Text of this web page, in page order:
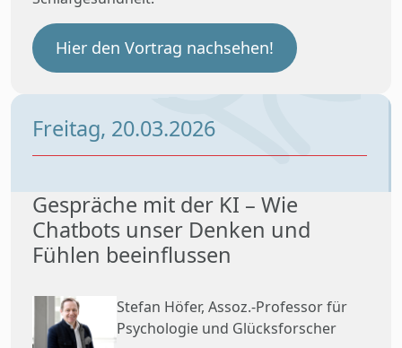
Hier den Vortrag nachsehen!
Freitag, 20.03.2026
Gespräche mit der KI – Wie
Chatbots unser Denken und
Fühlen beeinflussen
Stefan Höfer, Assoz.-Professor für
Psychologie und Glücksforscher